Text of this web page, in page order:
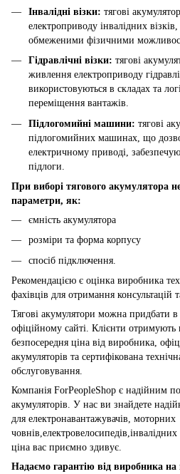
Інвалідні візки: тягові
електроприводу інвалідних
обмеженими фізичними
Гідравлічні візки: тягові
живлення електроприводу
використовуються в складах та
переміщення вантажів.
Підлогомийні машини: тягові
підлогомийних машинах, що
електричному приводі,
підлоги.
При виборі тягового акумулятора
параметри, як:
ємність акумулятора
розміри та форма корпусу
спосіб підключення.
Рекомендацією є оцінка виробника
фахівців для отримання консультацій
Тягові акумулятори можна придбати
офіційному сайті. Клієнти отримують
безпосередня ціна від виробника,
акумуляторів та сертифікована
обслуговування.
Компанія ForPeopleShop є надійним
акумуляторів. У нас ви знайдете
для електронавантажувачів, моторних
ціна вас приємно здивує.
Надаємо гарантію від виробника